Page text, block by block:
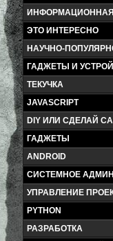
ЭТО ИНТЕРЕСНО
НАУЧНО-
ГАДЖЕТЫ И
ТЕКУЧКА
JAVASCRIPT
DIY ИЛИ СДЕЛАЙ
ГАДЖЕТЫ
ANDROID
СИСТЕМНОЕ
УПРАВЛЕНИЕ
PYTHON
РАЗРАБОТКА